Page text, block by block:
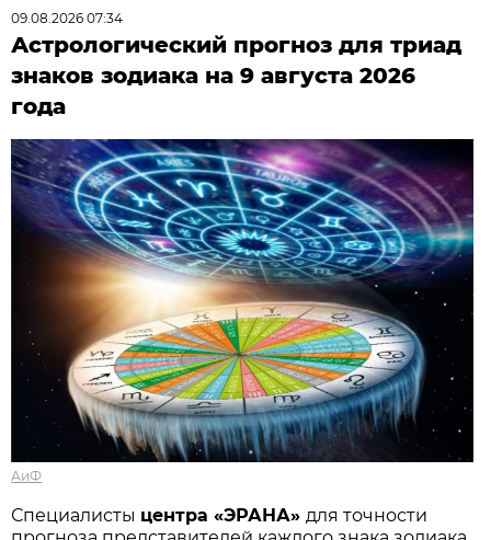
09.08.2026 07:34
Астрологический прогноз для триад
знаков зодиака на 9 августа 2026
года
АиФ
Специалисты центра «ЭРАНА»для точности